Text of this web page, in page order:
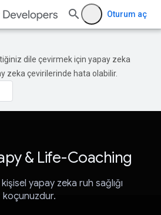
Oturum aç
dile çevirmek için yapay zeka
zeka çevirilerinde hata olabilir.
& Life-Coaching
yapay zeka ruh sağlığı
koçunuzdur.